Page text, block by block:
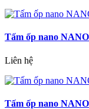
Tấm ốp nano
Liên hệ
Tấm ốp nano